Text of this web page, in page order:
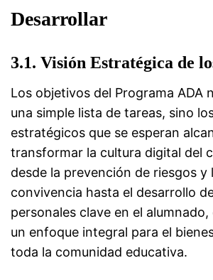
Desarrollar
3.1. Visión Estratégica de
Los objetivos del Programa ADA
una simple lista de tareas, sino
estratégicos que se esperan
transformar la cultura digital del
desde la prevención de riesgos y
convivencia hasta el desarrollo
personales clave en el
un enfoque integral para el
toda la comunidad educativa.